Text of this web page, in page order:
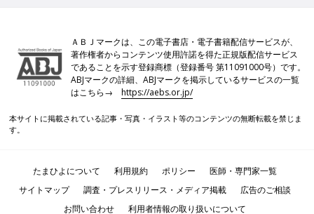
ＡＢＪマークは、この電子書店・電子書籍配信サービスが、
著作権者からコンテンツ使用許諾を得た正規版配信サービス
であることを示す登録商標（登録番号 第11091000号）です。
ABJマークの詳細、ABJマークを掲示しているサービスの一覧
はこちら→https://aebs.or.jp/
本サイトに掲載されている記事・写真・イラスト等のコンテンツの無断転載を禁じま
す。
たまひよについて 利用規約 ポリシー
医師・専門家一覧
サイトマップ
調査・プレスリリース・メディア掲載
広告のご相談
お問い合わせ
利用者情報の取り扱いについて